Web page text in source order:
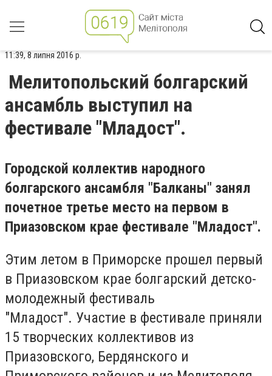
11:39, 8 липня 2016 р.
Мелитопольский болгарский
ансамбль выступил на
фестивале "Младост".
Городской коллектив народного
болгарского ансамбля "Балканы" занял
почетное третье место на первом в
Приазовском крае фестивале "Младост".
Этим летом в Приморске прошел первый
в Приазовском крае болгарский детско-
молодежный фестиваль
"Младост". Участие в фестивале приняли
15 творческих коллективов из
Приазовского, Бердянского и